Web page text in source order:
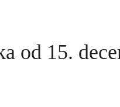
od 15.